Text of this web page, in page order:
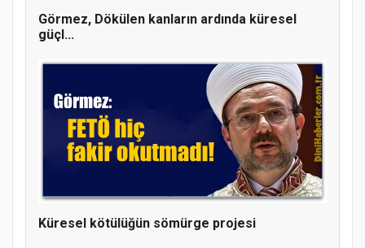
Hz. Peygamber ve Gençlik Konferansı
Görmez, Dökülen kanların ardında küresel
güçl...
Küresel kötülüğün sömürge projesi